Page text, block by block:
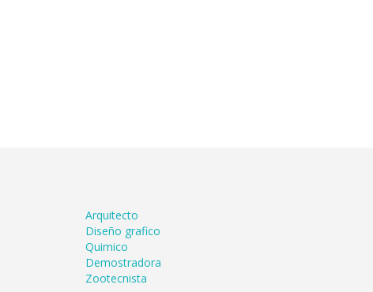
Arquitecto
Diseño grafico
Quimico
Demostradora
Zootecnista